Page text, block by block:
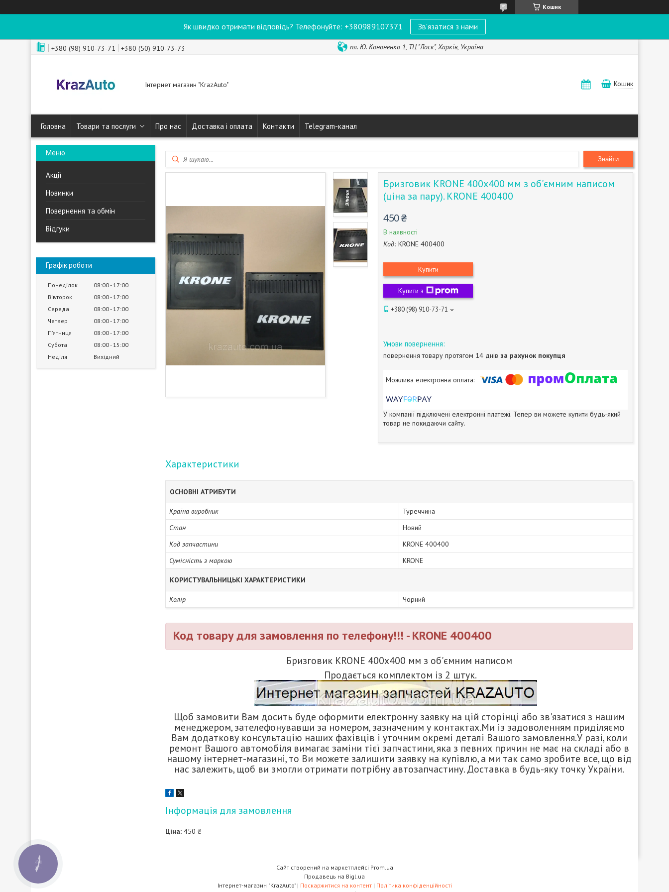
Кошик
Як швидко отримати відповідь? Телефонуйте: +380989107371 Зв'язатися з нами
+380 (98) 910-73-71 +380 (50) 910-73-73 пл. Ю. Кононенко 1, ТЦ "Лоск", Харків, Україна
Інтернет магазин "KrazAuto" Кошик
Головна Товари та послуги Про нас Доставка і оплата Контакти Telegram-канал
Акції
Новинки
Повернення та обмін
Відгуки
Графік роботи
Понеділок 08:00 17:00
Вівторок
08:00 17:00
Середа
08:00 17:00
Четвер
08:00 17:00
Пʼятниця
08:00 17:00
Субота
08:00 15:00
Неділя
Вихідний
Знайти
Бризговик KRONE 400x400 мм з об'ємним написом
(ціна за пару). KRONE 400400
450 ₴
В наявності
Код: KRONE 400400
Купити
Купити з
+380 (98) 910-73-71
повернення товару протягом 14 днів за рахунок покупця
У компанії підключені електронні платежі. Тепер ви можете купити будь-який
товар не покидаючи сайту.
Характеристики
ОСНОВНІ АТРИБУТИ
Країна виробник
Туреччина
Стан
Новий
Код запчастини
KRONE 400400
Сумісність з маркою
KRONE
КОРИСТУВАЛЬНИЦЬКІ ХАРАКТЕРИСТИКИ
Колір Чорний
Код товару для замовлення по телефону!!! - KRONE 400400
Бризговик KRONE 400x400 мм з об'ємним написом
Продається комплектом із 2 штук.
Щоб замовити Вам досить буде оформити електронну заявку на цій сторінці або зв'язатися з нашим
менеджером, зателефонувавши за номером, зазначеним у контактах.Ми із задоволенням приділяємо
Вам додаткову консультацію наших фахівців і уточним окремі деталі Вашого замовлення.У разі, коли
ремонт Вашого автомобіля вимагає заміни тієї запчастини, яка з певних причин не має на складі або в
нашому інтернет-магазині, то Ви можете залишити заявку на купівлю, а ми так само зробите все, що від
нас залежить, щоб ви змогли отримати потрібну автозапчастину. Доставка в будь-яку точку України.
Інформація для замовлення
Ціна: 450 ₴
Сайт створений на маркетплейсі Prom.ua
Продавець на Bigl.ua
Інтернет-магазин "KrazAuto" | Поскаржитися на контент | Політика конфіденційності
КНОПКА
ЗВ'ЯЗКУ